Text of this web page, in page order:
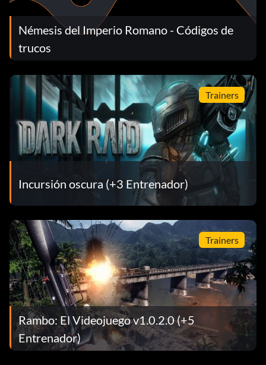
Némesis del Imperio Romano - Códigos de
trucos
Trainers
Incursión oscura (+3 Entrenador)
Trainers
Rambo: El Videojuego v1.0.2.0 (+5
Entrenador)